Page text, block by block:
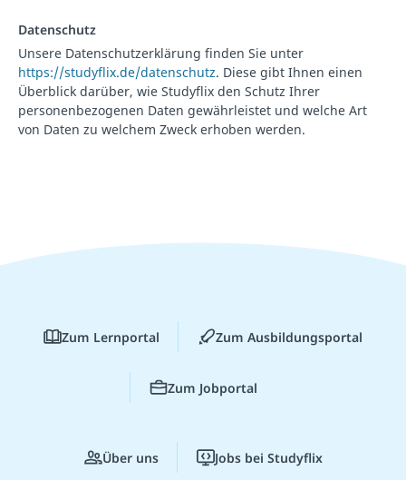
Datenschutz
Unsere Datenschutzerklärung finden Sie unter
https://studyflix.de/datenschutz. Diese gibt Ihnen einen
Überblick darüber, wie Studyflix den Schutz Ihrer
personenbezogenen Daten gewährleistet und welche Art
von Daten zu welchem Zweck erhoben werden.
Zum Lernportal Zum Ausbildungsportal
Zum Jobportal
Über uns Jobs bei Studyflix